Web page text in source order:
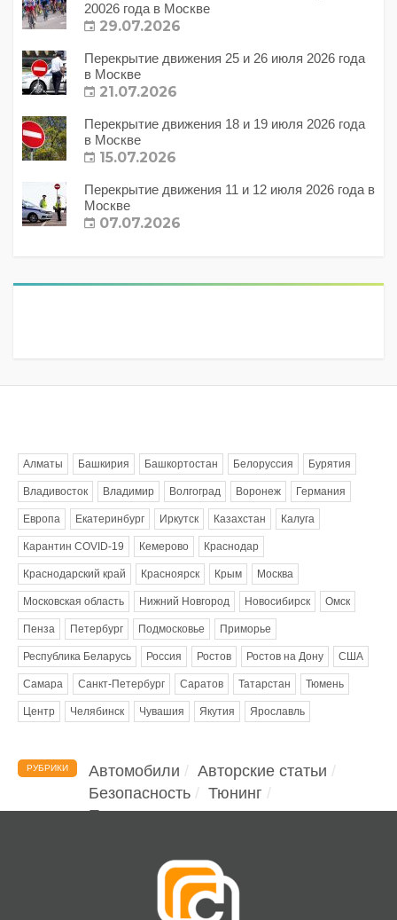
20026 года в Москве
29.07.2026
Перекрытие движения 25 и 26 июля 2026 года
в Москве
21.07.2026
Перекрытие движения 18 и 19 июля 2026 года
в Москве
15.07.2026
Перекрытие движения 11 и 12 июля 2026 года в
Москве
07.07.2026
Алматы Башкирия Башкортостан Белоруссия Бурятия
Владивосток Владимир Волгоград Воронеж Германия
Европа Екатеринбург Иркутск Казахстан Калуга
Карантин COVID-19 Кемерово Краснодар
Краснодарский край Красноярск Крым Москва
Московская область Нижний Новгород Новосибирск Омск
Пенза Петербург Подмосковье Приморье
Республика Беларусь Россия Ростов Ростов на Дону США
Самара Санкт-Петербург Саратов Татарстан Тюмень
Центр Челябинск Чувашия Якутия Ярославль
РУБРИКИ Автомобили
Авторские статьи
Безопасность
Тюнинг
Помощь водителю